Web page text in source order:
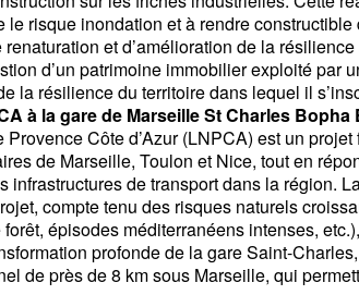
le risque inondation et à rendre
et d’amélioration de la
d’un patrimoine immobilier exploité par
la résilience du territoire dans lequel il
à la gare de Marseille St Charles Bopha
Côte d’Azur (LNPCA) est un
de Marseille, Toulon et Nice, tout en
infrastructures de transport dans la région.
compte tenu des risques naturels
épisodes méditerranéens intenses,
profonde de la gare Saint-
de près de 8 km sous Marseille, qui